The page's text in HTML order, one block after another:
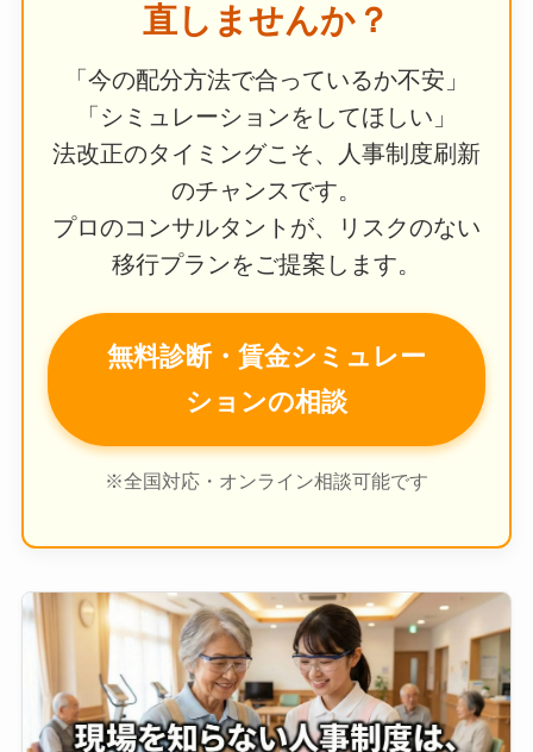
直しませんか？
「今の配分方法で合っているか不安」
「シミュレーションをしてほしい」
法改正のタイミングこそ、人事制度刷新
のチャンスです。
プロのコンサルタントが、リスクのない
移行プランをご提案します。
無料診断・賃金シミュレー
ションの相談
※全国対応・オンライン相談可能です